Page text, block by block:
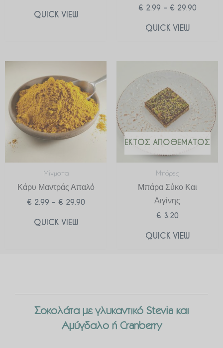
QUICK VIEW
€ 2.99 – € 29.90
QUICK VIEW
Μίγματα
Κάρυ Μαντράς Απαλό
€ 2.99 – € 29.90
range:
€ 2.99
through
€ 29.90
QUICK VIEW
ΕΚΤΌΣ ΑΠΟΘΈΜΑΤΟΣ
Μπάρες
Μπάρα Σύκο Και
Αιγίνης
€ 3.20
QUICK VIEW
Σοκολάτα με γλυκαντικό Stevia και
Αμύγδαλο ή Cranberry